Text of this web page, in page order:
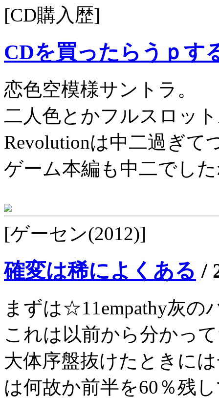
[CD購入歴]
CDを買ったらうｐす
恋色空模様サントラ。
二人色とかフルスロッ
Revolutionは中二過ぎて
ゲーム本編も中二でし
[ゲーセン(2012)]
確変は稀によくある /
まずは☆11empathy灰の
これは以前から分かっ
大体序盤抜けたときに
は何故か前半を60％残